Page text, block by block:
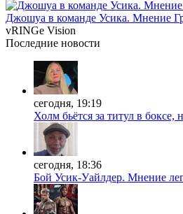
Джошуа в команде Усика. Мнение
vRINGe Vision
Последние новости
сегодня, 19:19
Холм бьётся за титул в боксе,
сегодня, 18:36
Бой Усик-Уайлдер. Мнение